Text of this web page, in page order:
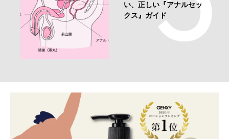
い、正しい『アナルセッ
クス』ガイド